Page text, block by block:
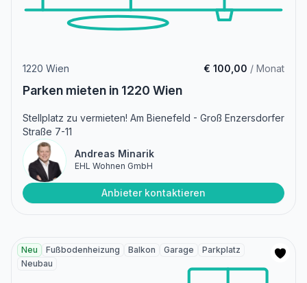
1220 Wien € 100,00 / Monat
Parken mieten in 1220 Wien
Stellplatz zu vermieten! Am Bienefeld - Groß Enzersdorfer
Straße 7-11
Andreas Minarik
EHL Wohnen GmbH
Anbieter kontaktieren
Neu Fußbodenheizung Balkon Garage
Parkplatz
Neubau